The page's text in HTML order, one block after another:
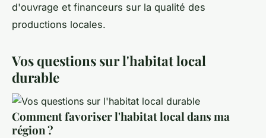
d'ouvrage et financeurs sur la qualité des
productions locales.
Vos questions sur l'habitat local
durable
Comment favoriser l'habitat local dans ma
région ?